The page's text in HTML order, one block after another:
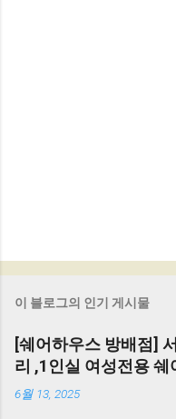
이 블로그의 인기 게시물
[쉐어하우스 방배점]
리 ,1인실 여성전용 쉐
6월 13, 2025